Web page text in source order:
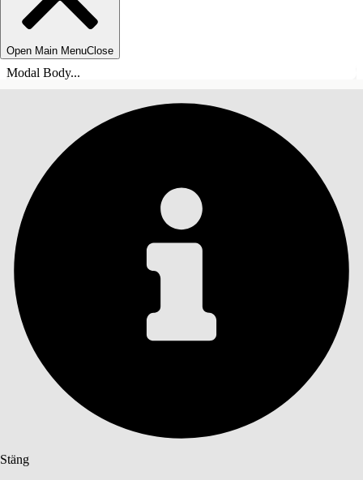
Open Main MenuClose
Modal Body...
Stäng
Innehållsförteckningar
INNEHÅLLSFÖRTECKNINGAR